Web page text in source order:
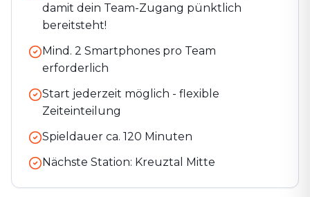
damit dein Team-Zugang pünktlich
bereitsteht!
Mind. 2 Smartphones pro Team
erforderlich
Start jederzeit möglich - flexible
Zeiteinteilung
Spieldauer ca. 120 Minuten
Nächste Station: Kreuztal Mitte